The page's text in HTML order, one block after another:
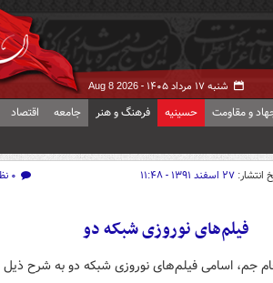
شنبه ۱۷ مرداد ۱۴۰۵ - Aug 8 2026
و مقاومت حسینیه فرهنگ و هنر جامعه اقتصاد
انتشار: ۲۷ اسفند ۱۳۹۱ - ۱۱:۴۸ ۰ نظر
فیلم‌های نوروزی شبکه دو
جم، اسامی فیلم‌های نوروزی شبکه دو به شرح